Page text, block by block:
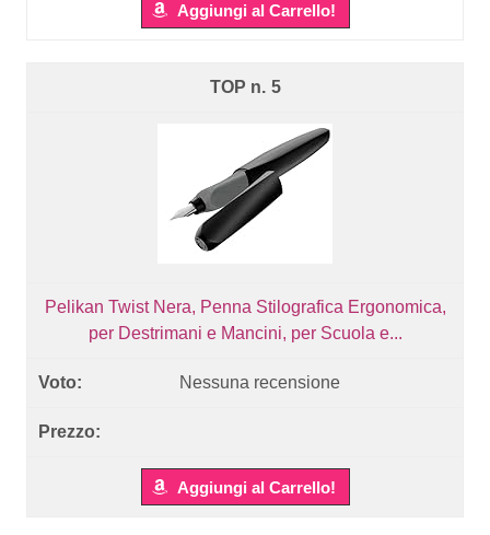
Aggiungi al Carrello!
5
Pelikan Twist Nera, Penna Stilografica Ergonomica,
per Destrimani e Mancini, per Scuola e...
Nessuna recensione
Aggiungi al Carrello!